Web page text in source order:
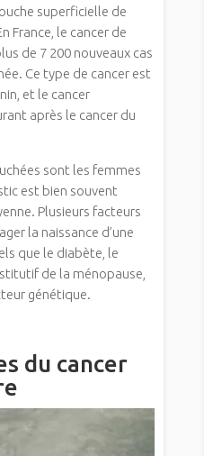
superficielle de
France, le cancer de
de 7 200 nouveaux cas
Ce type de cancer est
et le cancer
après le cancer du
sont les femmes
est bien souvent
Plusieurs facteurs
la naissance d’une
que le diabète, le
de la ménopause,
génétique.
du cancer